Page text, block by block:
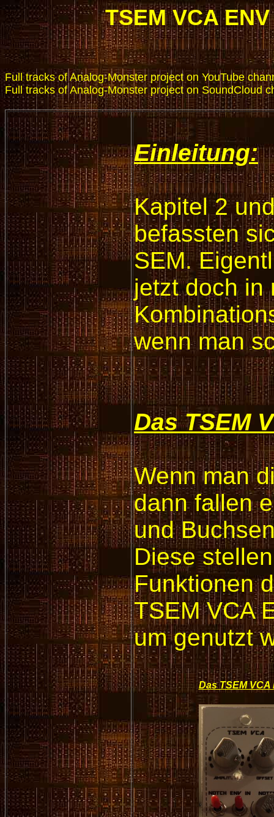
TSEM VCA
Full tracks of Analog-Monster project on YouTube
Full tracks of Analog-Monster project on SoundCloud
Einleitung:
Kapitel 2
befassten
SEM.
jetzt doch in
wenn man
Das TSEM
Wenn man
dann fallen
und
Diese
Funktionen
TSEM VCA
um genutzt
Das TSEM VCA